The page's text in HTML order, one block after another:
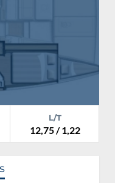
L/T
12,75 / 1,22